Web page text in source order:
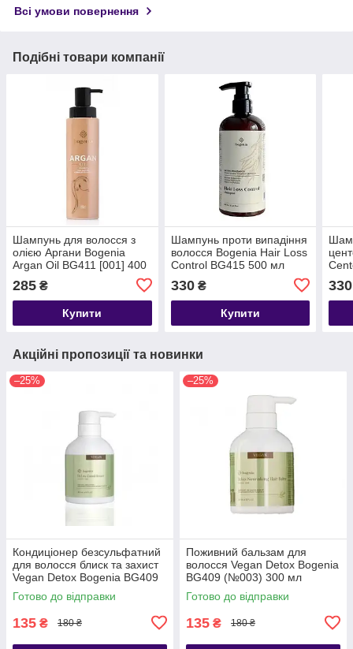
Всі умови повернення
Подібні товари компанії
Шампунь для волосся з
олією Аргани Bogenia
Argan Oil BG411 [001] 400
285 ₴
Купити
Шампунь проти випадіння
волосся Bogenia Hair Loss
Control BG415 500 мл
330₴
Купити
330
Акційні пропозиції та новинки
–25%
Кондиціонер безсульфатний
для волосся блиск та захист
Vegan Detox Bogenia BG409
(№002) 300 мл
Готово до відправки
135 ₴ 180 ₴
–25%
Поживний бальзам для
волосся Vegan Detox Bogenia
BG409 (№003) 300 мл
Готово до відправки
135 ₴ 180 ₴